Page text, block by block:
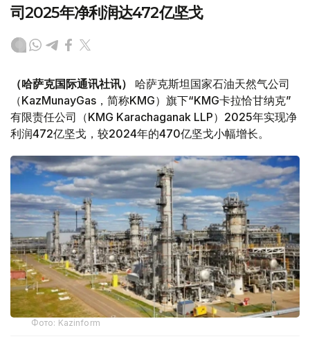
司2025年净利润达472亿坚戈
（哈萨克国际通讯社讯）
哈萨克斯坦国家石油天然气公司
（KazMunayGas，简称KMG）旗下“KMG卡拉恰甘纳克”
有限责任公司（KMG Karachaganak LLP）2025年实现净
利润472亿坚戈，较2024年的470亿坚戈小幅增长。
Фото: Kazinform